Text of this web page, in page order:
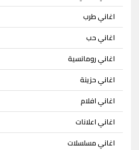
اغاني طرب
اغاني حب
اغاني رومانسية
اغاني حزينة
اغاني افلام
اغاني اعلانات
اغاني مسلسلات